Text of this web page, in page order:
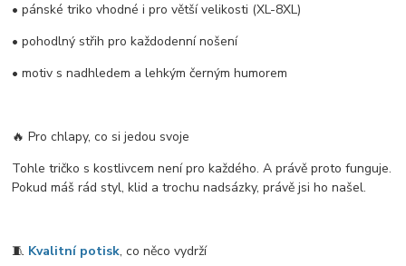
• pánské triko vhodné i pro větší velikosti (XL-8XL)
• pohodlný střih pro každodenní nošení
• motiv s nadhledem a lehkým černým humorem
🔥 Pro chlapy, co si jedou svoje
Tohle tričko s kostlivcem není pro každého. A právě proto funguje.
Pokud máš rád styl, klid a trochu nadsázky, právě jsi ho našel.
🧵 Kvalitní potisk, co něco vydrží